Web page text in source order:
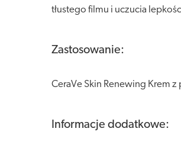
tłustego filmu i uczucia
Zastosowanie:
CeraVe Skin Renewing Krem
Informacje dodatkowe: